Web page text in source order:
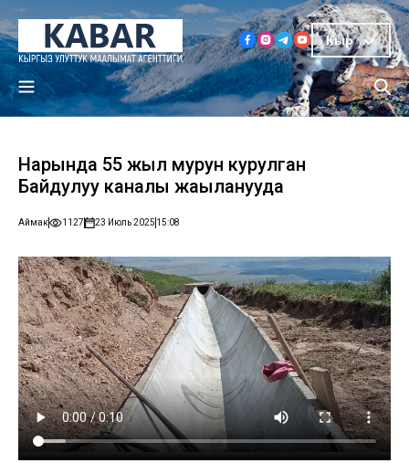
Кыр
Нарында 55 жыл мурун курулган
Байдулуу каналы жаңыланууда
Аймак 1127 23 Июль 2025 15:08